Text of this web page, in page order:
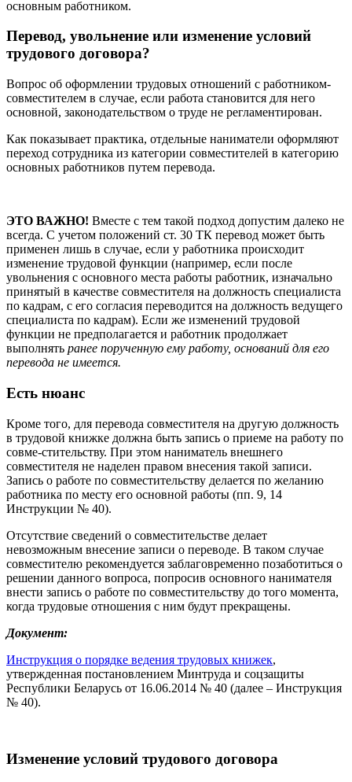
основным работником.
Перевод, увольнение или изменение условий
трудового договора?
Вопрос об оформлении трудовых отношений с работником-
совместителем в случае, если работа становится для него
основной, законодательством о труде не регламентирован.
Как показывает практика, отдельные наниматели оформляют
переход сотрудника из категории совместителей в категорию
основных работников путем перевода.
ЭТО ВАЖНО! Вместе с тем такой подход допустим далеко не
всегда. С учетом положений ст. 30 ТК перевод может быть
применен лишь в случае, если у работника происходит
изменение трудовой функции (например, если после
увольнения с основного места работы работник, изначально
принятый в качестве совместителя на должность специалиста
по кадрам, с его согласия переводится на должность ведущего
специалиста по кадрам). Если же изменений трудовой
функции не предполагается и работник продолжает
выполнять ранее порученную ему работу, оснований для его
перевода не имеется.
Есть нюанс
Кроме того, для перевода совместителя на другую должность
в трудовой книжке должна быть запись о приеме на работу по
совме-стительству. При этом наниматель внешнего
совместителя не наделен правом внесения такой записи.
Запись о работе по совместительству делается по желанию
работника по месту его основной работы (пп. 9, 14
Инструкции № 40).
Отсутствие сведений о совместительстве делает
невозможным внесение записи о переводе. В таком случае
совместителю рекомендуется заблаговременно позаботиться о
решении данного вопроса, попросив основного нанимателя
внести запись о работе по совместительству до того момента,
когда трудовые отношения с ним будут прекращены.
Документ:
Инструкция о порядке ведения трудовых книжек,
утвержденная постановлением Минтруда и соцзащиты
Республики Беларусь от 16.06.2014 № 40 (далее – Инструкция
№ 40).
Изменение условий трудового договора